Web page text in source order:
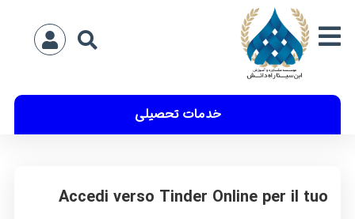
خدمات تحصیلی
Accedi verso Tinder Online per il tuo